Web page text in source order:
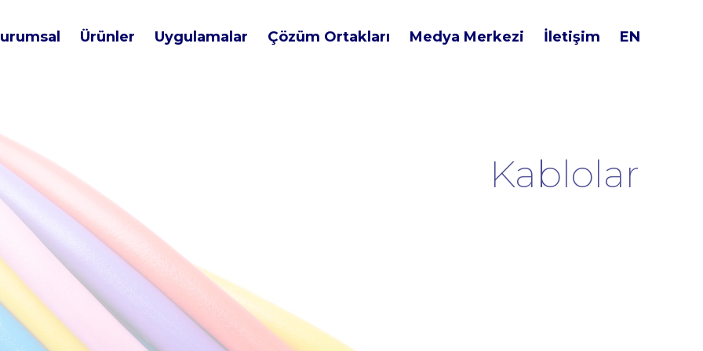
EN
İletişim
Medya Merkezi
Çözüm Ortakları
Uygulamalar
Ürünler
Kablolar